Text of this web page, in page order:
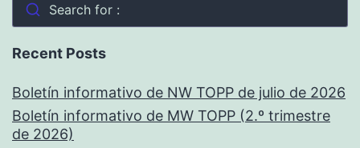
Search for :
Recent Posts
Boletín informativo de NW TOPP de julio de 2026
Boletín informativo de MW TOPP (2.º trimestre
de 2026)